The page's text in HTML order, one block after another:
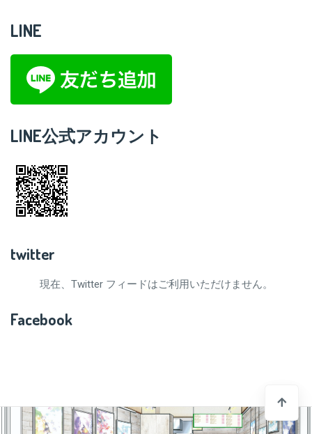
LINE
LINE公式アカウント
twitter
現在、Twitter フィードはご利用いただけません。
Facebook